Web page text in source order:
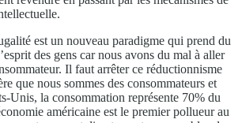
est un nouveau paradigme qui prend du
des gens car nous avons du mal à aller
Il faut arrêter ce réductionnisme
que nous sommes des consommateurs et
Unis, la consommation représente 70% du
américaine est le premier pollueur au